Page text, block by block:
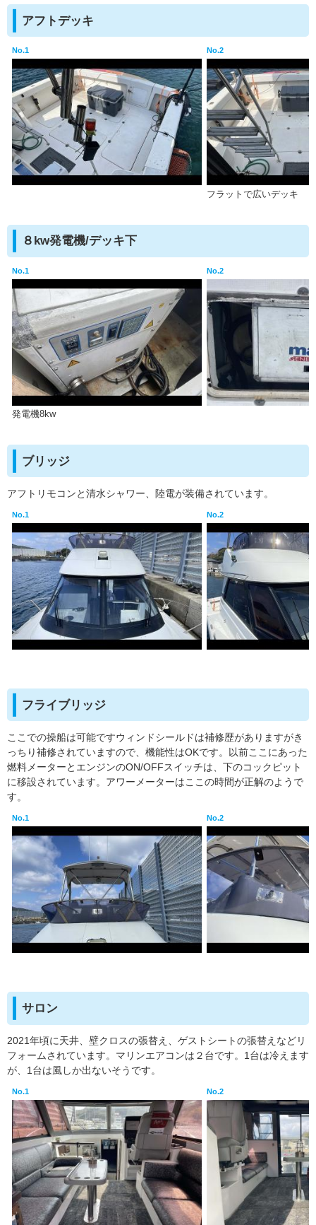
アフトデッキ
No.1 No.2
フラットで広いデッキ
８kw発電機/デッキ下
No.1
発電機8kw
No.2
ブリッジ
アフトリモコンと清水シャワー、陸電が装備されています。
No.1 No.2
フライブリッジ
ここでの操船は可能ですウィンドシールドは補修歴がありますがき
っちり補修されていますので、機能性はOKです。以前ここにあった
燃料メーターとエンジンのON/OFFスイッチは、下のコックピット
に移設されています。アワーメーターはここの時間が正解のようで
す。
No.1 No.2
サロン
2021年頃に天井、壁クロスの張替え、ゲストシートの張替えなどリ
フォームされています。マリンエアコンは２台です。1台は冷えます
が、1台は風しか出ないそうです。
No.1 No.2